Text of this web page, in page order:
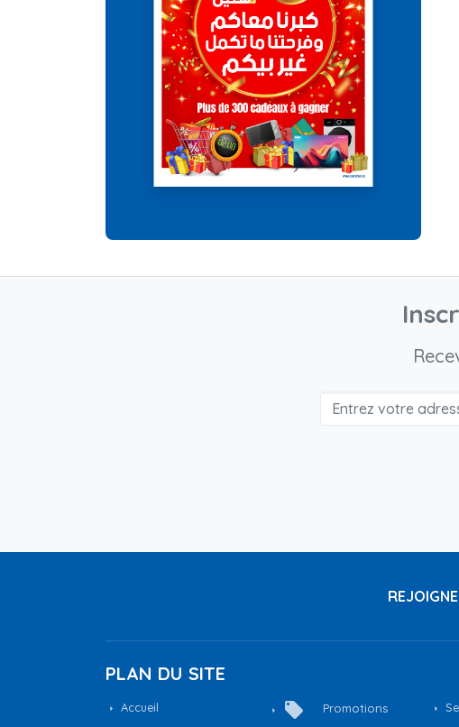
PLAN DU SITE
Accueil local_offer Promotions